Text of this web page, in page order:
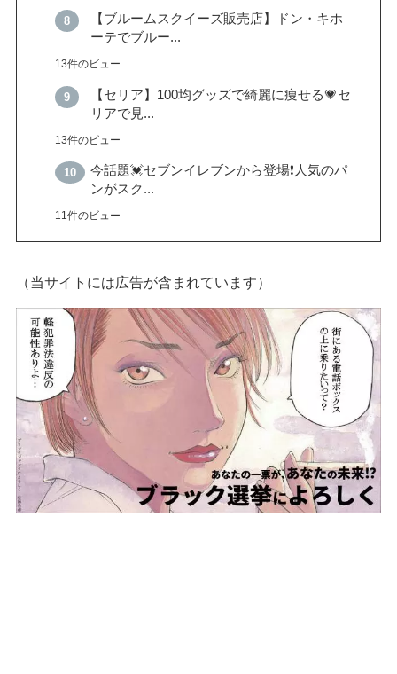
【ブルームスクイーズ販売店】ドン・キホ
ーテでブルー...
13件のビュー
【セリア】100均グッズで綺麗に痩せる💗セ
リアで見...
13件のビュー
今話題💓セブンイレブンから登場❗️人気のパ
ンがスク...
11件のビュー
（当サイトには広告が含まれています）